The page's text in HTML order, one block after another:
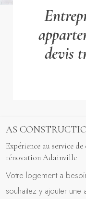
devis
AS
Expérience au service
rénovation Adainville
Votre logement a
souhaitez y ajouter